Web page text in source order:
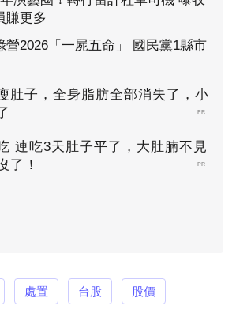
賺更多
營2026「一屍五命」 國民黨1縣市
肚子，全身脂肪全部消失了，小
PR
連吃3天肚子平了，大肚腩不見
了！
PR
處置 台股 股價